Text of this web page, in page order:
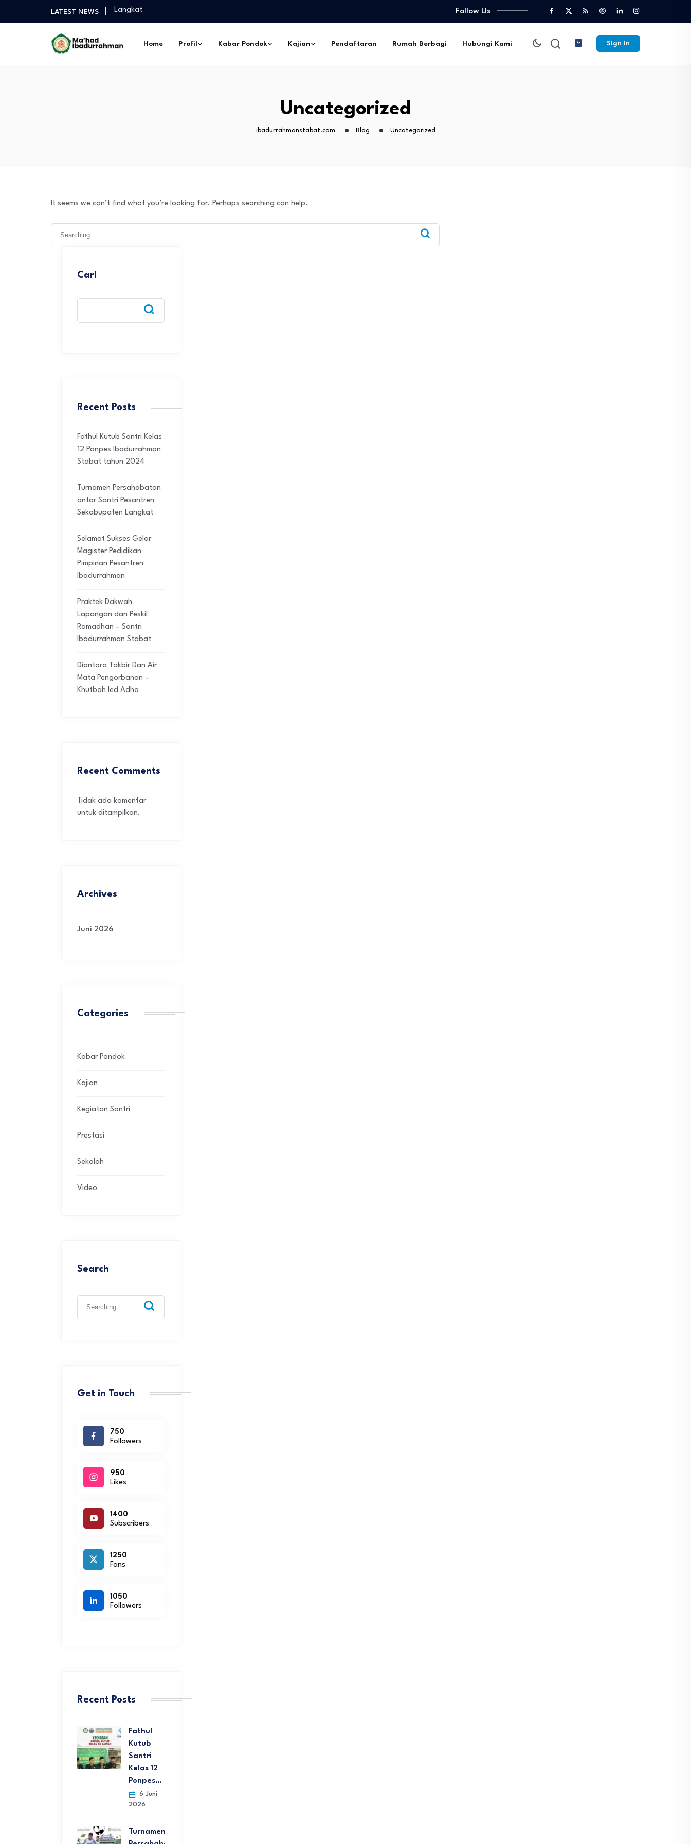
LATEST NEWS
Langkat
Selamat Sukses Gelar Magister Pedidikan Pimpinan Pesantren…
Diantara Takbir Dan Air Mata Pengorbanan –…
Selamat Sukses Gelar Magister Pedidikan Pimpinan Pesantren…
Praktek Dakwah Lapangan dan Peskil Ramadhan –…
Diantara Takbir Dan Air Mata Pengorbanan –…
Follow Us
Home Profil Kabar Pondok Kajian Pendaftaran Rumah Berbagi Hubungi Kami Sign In
Uncategorized
ibadurrahmanstabat.com Blog Uncategorized
It seems we can’t find what you’re looking for. Perhaps searching can help.
Cari
Recent Posts
Fathul Kutub Santri Kelas
12 Ponpes Ibadurrahman
Stabat tahun 2024
Turnamen Persahabatan
antar Santri Pesantren
Sekabupaten Langkat
Selamat Sukses Gelar
Magister Pedidikan
Pimpinan Pesantren
Ibadurrahman
Praktek Dakwah
Lapangan dan Peskil
Ramadhan – Santri
Ibadurrahman Stabat
Diantara Takbir Dan Air
Mata Pengorbanan –
Khutbah Ied Adha
Recent Comments
Tidak ada komentar
untuk ditampilkan.
Archives
Juni 2026
Categories
Kabar Pondok
Kajian
Kegiatan Santri
Prestasi
Sekolah
Video
Search
Get in Touch
750
Followers
950
Likes
1400
Subscribers
1250
Fans
1050
Followers
Recent Posts
Fathul
Kutub
Santri
Kelas 12
Ponpes…
6 Juni
2026
Turnamen